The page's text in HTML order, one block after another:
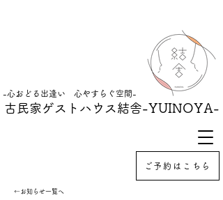
-心おどる出逢い 心やすらぐ空間-
古民家ゲストハウス結舎-YUINOYA-
ご予約はこちら
←お知らせ一覧へ